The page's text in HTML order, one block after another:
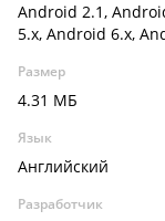
Android 2.1,
5.x, Android 6.x,
Размер
4.31 МБ
Язык
Английский
Разработчик